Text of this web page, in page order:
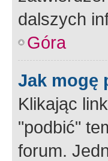
dalszych
Góra
Jak mogę
Klikając
"podbić"
forum.